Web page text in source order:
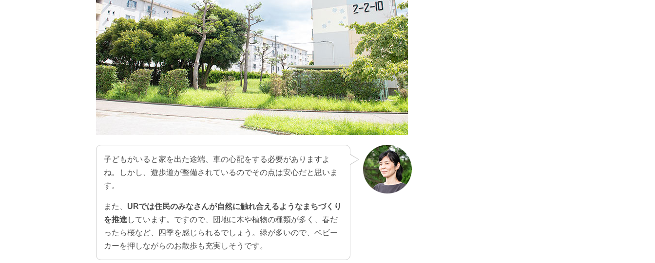
子どもがいると家を出た途端、車の心配をする必要がありますよ
ね。しかし、遊歩道が整備されているのでその点は安心だと思いま
す。
また、 URでは住民のみなさんが自然に触れ合えるようなまちづくり
を推進 しています。ですので、団地に木や植物の種類が多く、春だ
ったら桜など、四季を感じられるでしょう。緑が多いので、ベビー
カーを押しながらのお散歩も充実しそうです。